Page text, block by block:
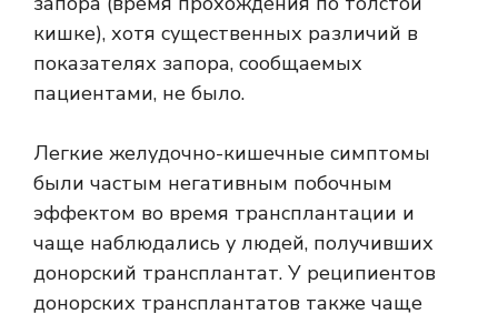
кишке), хотя существенных различий в
показателях запора, сообщаемых
пациентами, не было.
Легкие желудочно-кишечные симптомы
были частым негативным побочным
эффектом во время трансплантации и
чаще наблюдались у людей, получивших
донорский трансплантат. У реципиентов
донорских трансплантатов также чаще